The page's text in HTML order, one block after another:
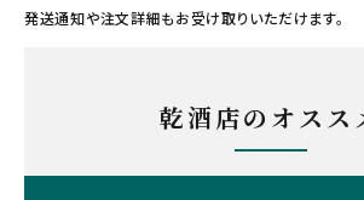
発送通知や注文詳細もお受け取りいただけます。
乾酒店のオスス